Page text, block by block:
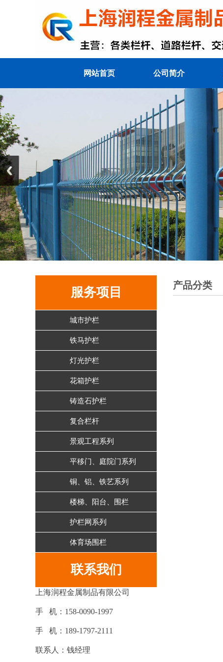
网站首页 公司简介
服务项目
城市护栏
铁马护栏
灯光护栏
花箱护栏
铸造石护栏
复合栏杆
景观工程系列
平移门、庭院门系列
铜、铝、铁艺系列
楼梯、阳台、围栏
护栏网系列
体育场围栏
联系我们
上海润程金属制品有限公司
手 机：158-0090-1997
手 机：189-1797-2111
联系人：钱经理
产品分类